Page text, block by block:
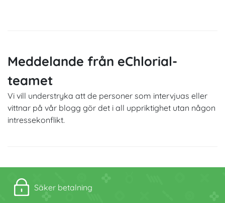
Meddelande från eChlorial-
teamet
Vi vill understryka att de personer som intervjuas eller
vittnar på vår blogg gör det i all uppriktighet utan någon
intressekonflikt.
Säker betalning